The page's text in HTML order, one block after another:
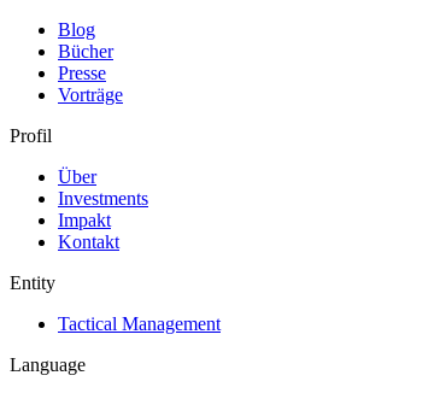
Blog
Bücher
Presse
Vorträge
Profil
Über
Investments
Impakt
Kontakt
Entity
Tactical Management
Language